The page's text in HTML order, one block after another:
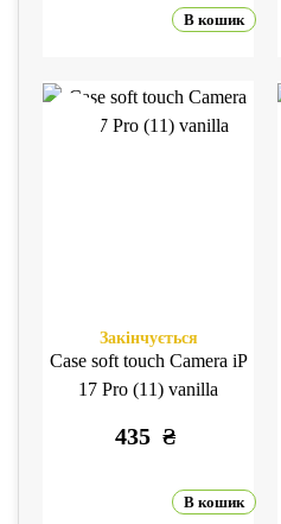
В кошик
Закінчується
Case soft touch Camera iP
17 Pro (11) vanilla
435 ₴
В кошик